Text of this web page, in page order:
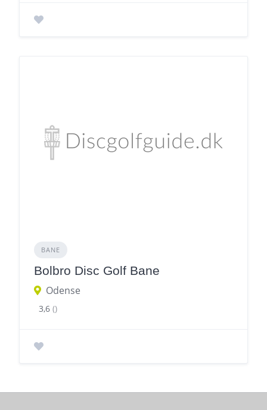
BANE
Bolbro Disc Golf Bane
Odense
3,6 ()